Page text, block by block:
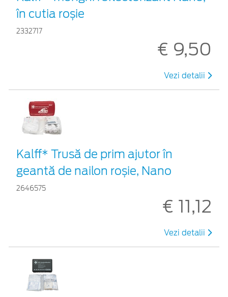
în cutia roșie
2332717
€ 9,50
Vezi detalii
Kalff* Trusă de prim ajutor în
geantă de nailon roșie, Nano
2646575
€ 11,12
Vezi detalii